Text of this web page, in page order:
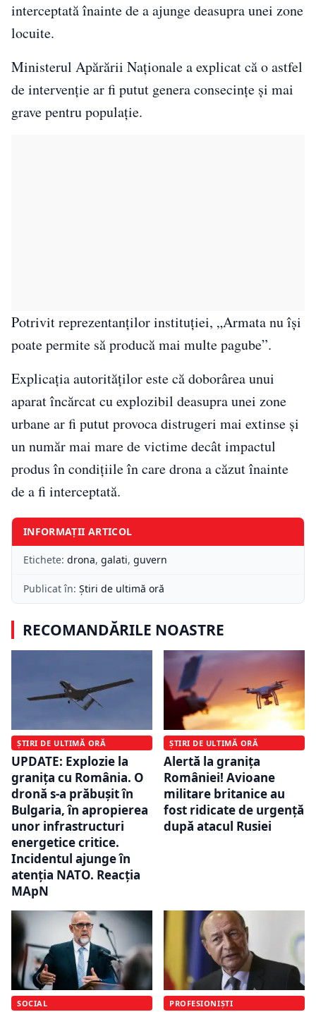
interceptată înainte de a ajunge deasupra unei zone
locuite.
Ministerul Apărării Naționale a explicat că o astfel
de intervenție ar fi putut genera consecințe și mai
grave pentru populație.
Potrivit reprezentanților instituției, „Armata nu își
poate permite să producă mai multe pagube”.
Explicația autorităților este că doborârea unui
aparat încărcat cu explozibil deasupra unei zone
urbane ar fi putut provoca distrugeri mai extinse și
un număr mai mare de victime decât impactul
produs în condițiile în care drona a căzut înainte
de a fi interceptată.
INFORMAȚII ARTICOL
Etichete: drona, galati, guvern
Publicat în: Știri de ultimă oră
RECOMANDĂRILE NOASTRE
ȘTIRI DE ULTIMĂ ORĂ
UPDATE: Explozie la
granița cu România. O
dronă s-a prăbușit în
Bulgaria, în apropierea
unor infrastructuri
energetice critice.
Incidentul ajunge în
atenția NATO. Reacția
MApN
ȘTIRI DE ULTIMĂ ORĂ
Alertă la granița
României! Avioane
militare britanice au
fost ridicate de urgență
după atacul Rusiei
SOCIAL PROFESIONIȘTI